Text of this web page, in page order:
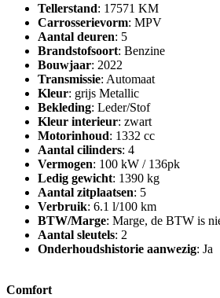
Tellerstand: 17571 KM
Carrosserievorm: MPV
Aantal deuren: 5
Brandstofsoort: Benzine
Bouwjaar: 2022
Transmissie: Automaat
Kleur: grijs Metallic
Bekleding: Leder/Stof
Kleur interieur: zwart
Motorinhoud: 1332 cc
Aantal cilinders: 4
Vermogen: 100 kW / 136pk
Ledig gewicht: 1390 kg
Aantal zitplaatsen: 5
Verbruik: 6.1 l/100 km
BTW/Marge: Marge, de BTW is
Aantal sleutels: 2
Onderhoudshistorie aanwezig: Ja
Comfort